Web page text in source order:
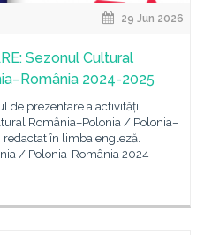
29 Jun 2026
Sezonul Cultural
2024-2025
de prezentare a activității
România–Polonia / Polonia–
în limba engleză.
/ Polonia-România 2024–